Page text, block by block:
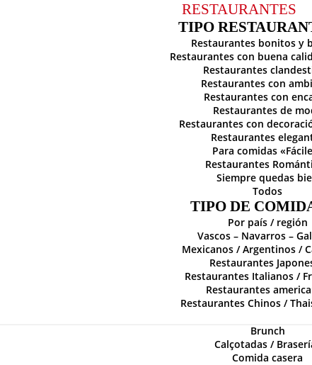
RESTAURANTES
TIPO
Restaurantes bonitos y
Restaurantes con buena
Restaurantes
Restaurantes con
Restaurantes con
Restaurantes de
Restaurantes con
Restaurantes
Para comidas
Restaurantes
Siempre quedas
Todos
TIPO DE
Por país / región
Vascos – Navarros –
Mexicanos / Argentinos /
Restaurantes
Restaurantes Italianos /
Restaurantes
Restaurantes Chinos /
Brunch
Calçotadas /
Comida casera